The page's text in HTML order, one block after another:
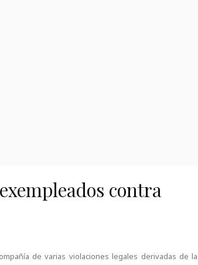
contra
de varias violaciones legales derivadas de la